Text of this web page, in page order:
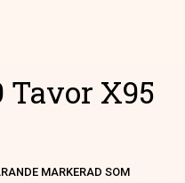
Tavor X95
MARKERAD SOM